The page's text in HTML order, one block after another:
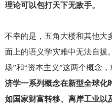
理论可以包打天下无敌手。
不幸的是，五角大楼和其他大
面上的语义学灾难中无法自拔
场”和“资本主义”这两个概念，
济学一系列概念在新型全球化
如国家财富转移、离岸工业以